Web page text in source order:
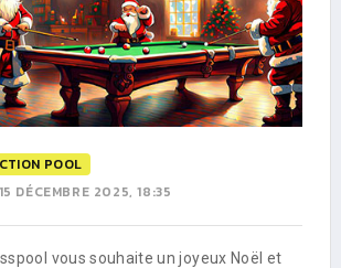
POOL
15 DÉCEMBRE 2025, 18:35
vous souhaite un joyeux Noël et